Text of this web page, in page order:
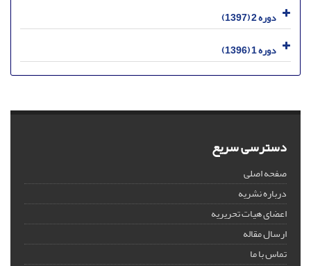
دوره 2 (1397)
دوره 1 (1396)
دسترسی سریع
صفحه اصلی
درباره نشریه
اعضای هیات تحریریه
ارسال مقاله
تماس با ما